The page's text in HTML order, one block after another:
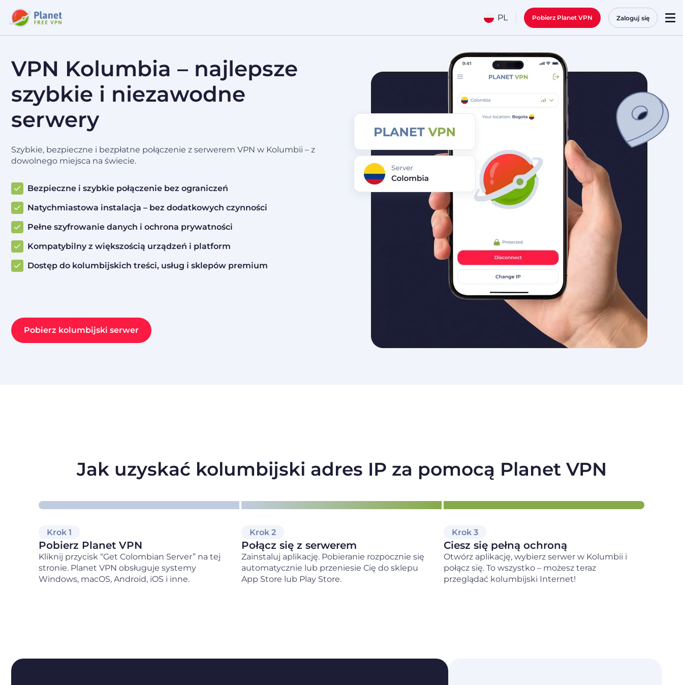
PL Pobierz Planet VPN Zaloguj się
VPN Kolumbia – najlepsze
szybkie i niezawodne
serwery
Szybkie, bezpieczne i bezpłatne połączenie z serwerem VPN w Kolumbii – z
dowolnego miejsca na świecie.
Bezpieczne i szybkie połączenie bez ograniczeń
Natychmiastowa instalacja – bez dodatkowych czynności
Pełne szyfrowanie danych i ochrona prywatności
Kompatybilny z większością urządzeń i platform
Dostęp do kolumbijskich treści, usług i sklepów premium
Pobierz kolumbijski serwer
Jak uzyskać kolumbijski adres IP za pomocą Planet VPN
Krok 1
Pobierz Planet VPN
Kliknij przycisk “Get Colombian Server” na tej
stronie. Planet VPN obsługuje systemy
Windows, macOS, Android, iOS i inne.
Krok 2
Połącz się z serwerem
Zainstaluj aplikację. Pobieranie rozpocznie się
automatycznie lub przeniesie Cię do sklepu
App Store lub Play Store.
Krok 3
Ciesz się pełną ochroną
Otwórz aplikację, wybierz serwer w Kolumbii i
połącz się. To wszystko – możesz teraz
przeglądać kolumbijski Internet!